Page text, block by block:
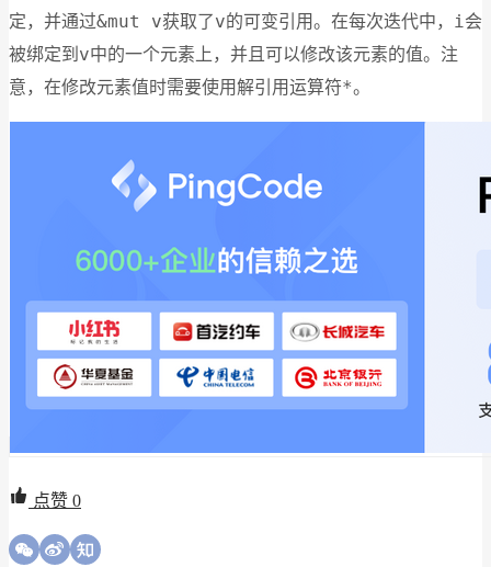
定，并通过&mut v获取了v的可变引用。在每次迭代中， i会
被绑定到 v中的一个元素上，并且可以修改该元素的值。注
意，在修改元素值时需要使用解引用运算符*。
点赞 0